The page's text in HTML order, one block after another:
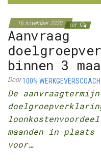
16 november 2020 Uit
Aanvraag
binnen 3
Door100% WERKGEVERSCOACH
De
maanden in plaats
voor…